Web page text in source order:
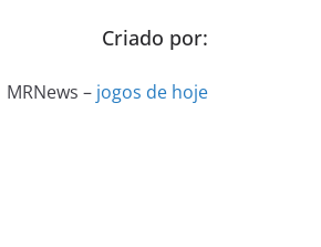
Criado por:
MRNews – jogos de hoje